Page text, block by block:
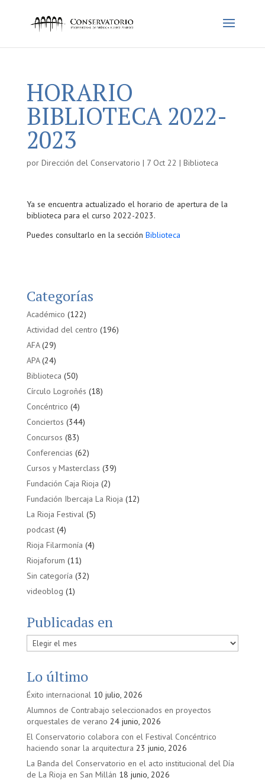
HORARIO
BIBLIOTECA 2022-
2023
por Dirección del Conservatorio | 7 Oct 22 | Biblioteca
Ya se encuentra actualizado el horario de apertura de la
biblioteca para el curso 2022-2023.
Puedes consultarlo en la sección Biblioteca
Categorías
Académico (122)
Actividad del centro (196)
AFA(29)
APA(24)
Biblioteca (50)
Círculo Logroñés (18)
Concéntrico (4)
Conciertos (344)
Concursos (83)
Conferencias (62)
Cursos y Masterclass (39)
Fundación Caja Rioja (2)
Fundación Ibercaja La Rioja (12)
La Rioja Festival(5)
podcast(4)
Rioja Filarmonía (4)
Riojaforum (11)
Sin categoría (32)
videoblog (1)
Publicadas en
Publicadas
en
Lo último
Éxito internacional 10 julio, 2026
Alumnos de Contrabajo seleccionados en proyectos
orquestales de verano 24 junio, 2026
El Conservatorio colabora con el Festival Concéntrico
haciendo sonar la arquitectura 23 junio, 2026
La Banda del Conservatorio en el acto institucional del Día
de La Rioja en San Millán 18 junio, 2026